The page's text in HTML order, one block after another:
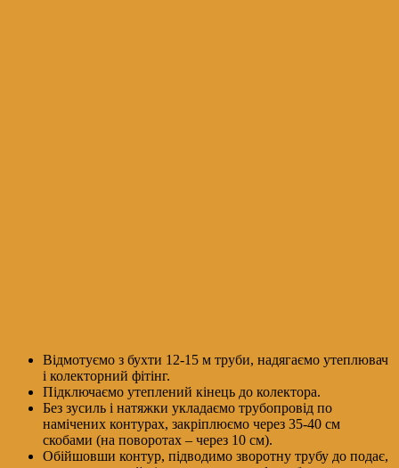
Відмотуємо з бухти 12-15 м труби, надягаємо утеплювач
і колекторний фітінг.
Підключаємо утеплений кінець до колектора.
Без зусиль і натяжки укладаємо трубопровід по
намічених контурах, закріплюємо через 35-40 см
скобами (на поворотах – через 10 см).
Обійшовши контур, підводимо зворотну трубу до подає,